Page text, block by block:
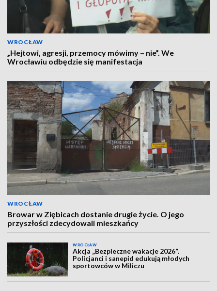
WROCŁAW
„Hejtowi, agresji, przemocy mówimy – nie”. We
Wrocławiu odbędzie się manifestacja
WROCŁAW
Browar w Ziębicach dostanie drugie życie. O jego
przyszłości zdecydowali mieszkańcy
WROCŁAW
Akcja „Bezpieczne wakacje 2026”.
Policjanci i sanepid edukują młodych
sportowców w Miliczu